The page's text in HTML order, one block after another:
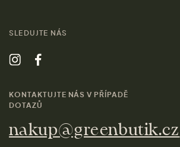
SLEDUJTE NÁS
KONTAKTUJTE NÁS V PŘÍPADĚ
DOTAZŮ
nakup@greenbutik.cz